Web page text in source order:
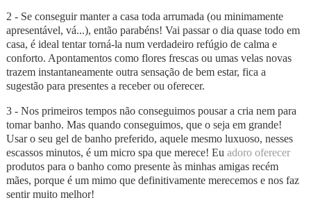
2 - Se conseguir manter a casa toda arrumada (ou minimamente
apresentável, vá...), então parabéns! Vai passar o dia quase todo em
casa, é ideal tentar torná-la num verdadeiro refúgio de calma e
conforto. Apontamentos como flores frescas ou umas velas novas
trazem instantaneamente outra sensação de bem estar, fica a
sugestão para presentes a receber ou oferecer.
3 - Nos primeiros tempos não conseguimos pousar a cria nem para
tomar banho. Mas quando conseguimos, que o seja em grande!
Usar o seu gel de banho preferido, aquele mesmo luxuoso, nesses
escassos minutos, é um micro spa que merece! Eu adoro oferecer
produtos para o banho como presente às minhas amigas recém
mães, porque é um mimo que definitivamente merecemos e nos faz
sentir muito melhor!